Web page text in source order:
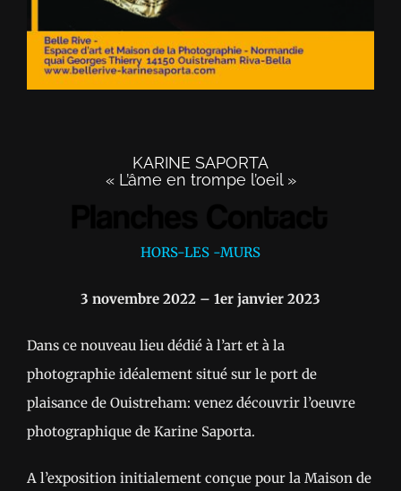
KARINE SAPORTA
« L’âme en trompe l’oeil »
HORS-LES -MURS
3 novembre 2022 – 1er janvier 2023
Dans ce nouveau lieu dédié à l’art et à la
photographie idéalement situé sur le port de
plaisance de Ouistreham: venez découvrir l’oeuvre
photographique de Karine Saporta.
A l’exposition initialement conçue pour la Maison de